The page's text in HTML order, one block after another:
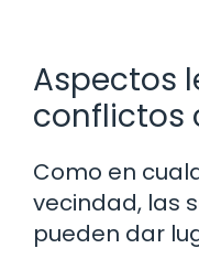
Aspectos
conflictos
Como en
vecindad, las
pueden dar